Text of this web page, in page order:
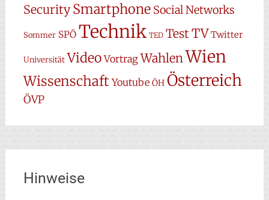
Security Smartphone Social Networks
Sommer SPÖ Technik TED Test TV Twitter
Universität Video Vortrag WahlenWien
Wissenschaft Youtube ÖH Österreich
ÖVP
Hinweise